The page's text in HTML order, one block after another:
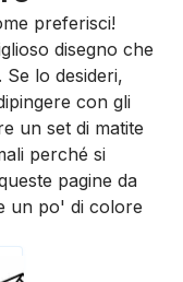
preferisci!
disegno che
Se lo desideri,
con gli
un set di matite
perché si
pagine da
un po' di colore